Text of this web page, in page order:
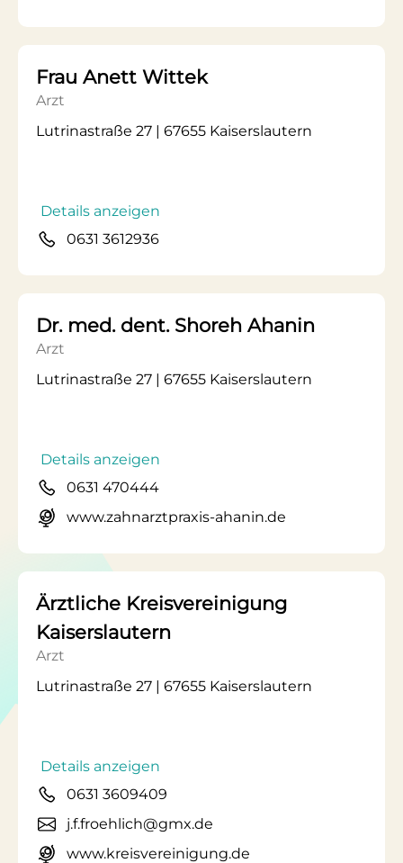
Frau Anett Wittek
Arzt
Lutrinastraße 27 | 67655 Kaiserslautern
Details anzeigen
0631 3612936
Dr. med. dent. Shoreh Ahanin
Arzt
Lutrinastraße 27 | 67655 Kaiserslautern
Details anzeigen
0631 470444
www.zahnarztpraxis-ahanin.de
Ärztliche Kreisvereinigung
Kaiserslautern
Arzt
Lutrinastraße 27 | 67655 Kaiserslautern
Details anzeigen
0631 3609409
j.f.froehlich@gmx.de
www.kreisvereinigung.de